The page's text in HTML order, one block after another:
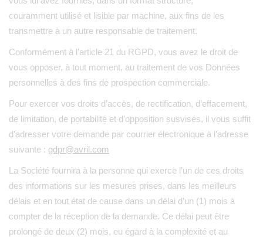
couramment utilisé et lisible par machine, aux fins de les
transmettre à un autre responsable de traitement.
Conformément à l’article 21 du RGPD, vous avez le droit de
vous opposer, à tout moment, au traitement de vos Données
personnelles à des fins de prospection commerciale.
Pour exercer vos droits d’accès, de rectification, d’effacement,
de limitation, de portabilité et d’opposition susvisés, il vous suffit
d’adresser votre demande par courrier électronique à l’adresse
suivante : gdpr@avril.com
La Société fournira à la personne qui exerce l’un de ces droits
des informations sur les mesures prises, dans les meilleurs
délais et en tout état de cause dans un délai d’un (1) mois à
compter de la réception de la demande. Ce délai peut être
prolongé de deux (2) mois, eu égard à la complexité et au